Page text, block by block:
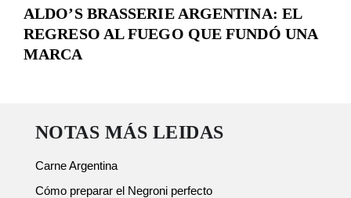
ALDO’S BRASSERIE ARGENTINA: EL
REGRESO AL FUEGO QUE FUNDÓ UNA
MARCA
NOTAS MÁS LEIDAS
Carne Argentina
Cómo preparar el Negroni perfecto